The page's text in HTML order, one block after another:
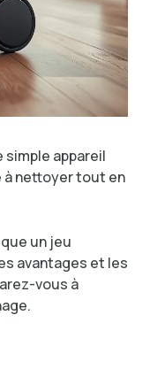
appareil
à nettoyer tout en
un jeu
avantages et les
vous à